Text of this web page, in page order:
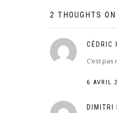
l’article
2 THOUGHTS ON
CÉDRIC
C’est
6 AVRIL
DIMITRI